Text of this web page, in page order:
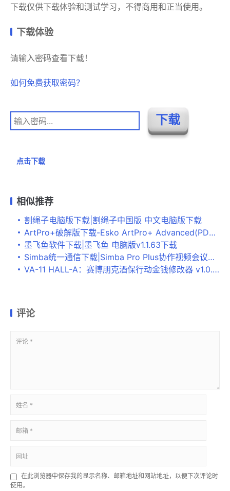
下载仅供下载体验和测试学习，不得商用和正当使用。
下载体验
请输入密码查看下载！
如何免费获取密码？
点击下载
相似推荐
割绳子电脑版下载|割绳子中国版 中文电脑版下载
ArtPro+破解版下载-Esko ArtPro+ Advanced(PDF编辑器)v23.03免费版
墨飞鱼软件下载|墨飞鱼 电脑版v1.1.63下载
Simba统一通信下载|Simba Pro Plus协作视频会议软件 官方最新版V9.19.0830.2487下载
VA-11 HALL-A：赛博朋克酒保行动金钱修改器 v1.0.0下载
评论
在此浏览器中保存我的显示名称、邮箱地址和网站地址，以便下次评论时
使用。